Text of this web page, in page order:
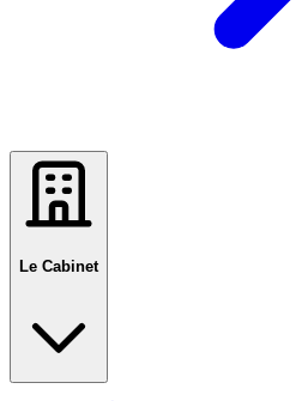
Le Cabinet